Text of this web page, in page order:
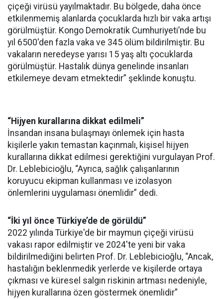
çiçeği virüsü yayılmaktadır. Bu bölgede, daha önce
etkilenmemiş alanlarda çocuklarda hızlı bir vaka artışı
görülmüştür. Kongo Demokratik Cumhuriyeti’nde bu
yıl 6500'den fazla vaka ve 345 ölüm bildirilmiştir. Bu
vakaların neredeyse yarısı 15 yaş altı çocuklarda
görülmüştür. Hastalık dünya genelinde insanları
etkilemeye devam etmektedir” şeklinde konuştu.
“Hijyen kurallarına dikkat edilmeli”
İnsandan insana bulaşmayı önlemek için hasta
kişilerle yakın temastan kaçınmalı, kişisel hijyen
kurallarına dikkat edilmesi gerektiğini vurgulayan Prof.
Dr. Leblebicioğlu, “Ayrıca, sağlık çalışanlarının
koruyucu ekipman kullanması ve izolasyon
önlemlerini uygulaması önemlidir” dedi.
“İki yıl önce Türkiye’de de görüldü”
2022 yılında Türkiye'de bir maymun çiçeği virüsü
vakası rapor edilmiştir ve 2024'te yeni bir vaka
bildirilmediğini belirten Prof. Dr. Leblebicioğlu, “Ancak,
hastalığın beklenmedik yerlerde ve kişilerde ortaya
çıkması ve küresel salgın riskinin artması nedeniyle,
hijyen kurallarına özen göstermek önemlidir”